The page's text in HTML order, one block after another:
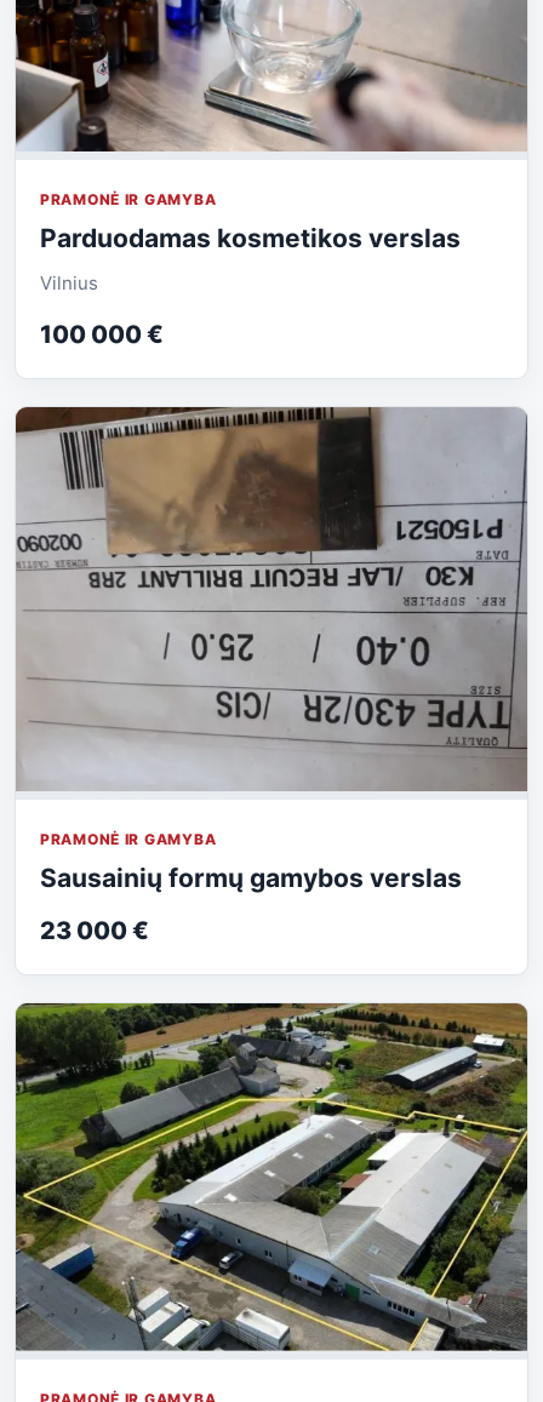
PRAMONĖ IR GAMYBA
Parduodamas kosmetikos verslas
Vilnius
100 000 €
PRAMONĖ IR GAMYBA
Sausainių formų gamybos verslas
23 000 €